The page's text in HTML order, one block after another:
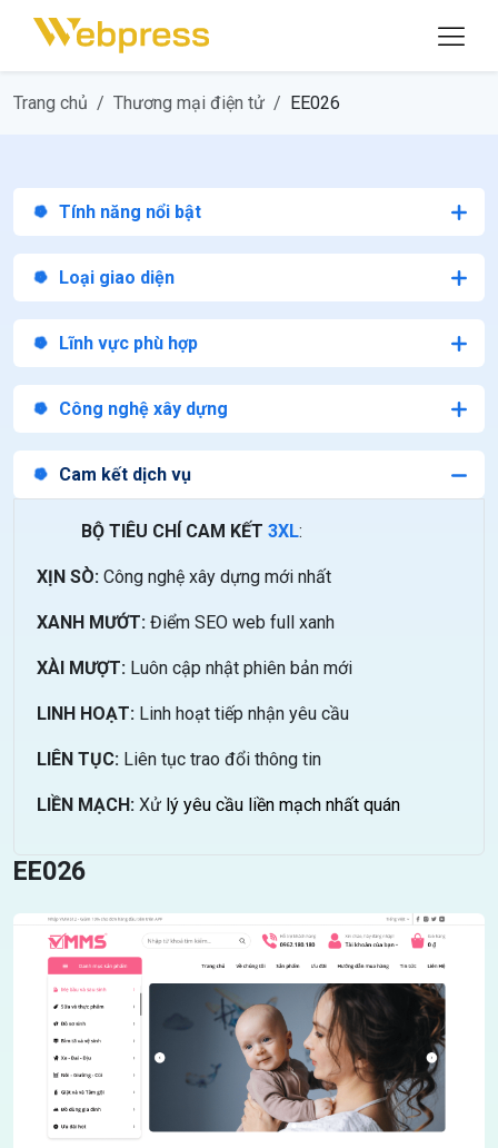
Trang chủ Thương mại điện tử EE026
Tính năng nổi bật
Loại giao diện
Lĩnh vực phù hợp
Công nghệ xây dựng
Cam kết dịch vụ
BỘ TIÊU CHÍ CAM KẾT 3XL:
XỊN SÒ: Công nghệ xây dựng mới nhất
XANH MƯỚT: Điểm SEO web full xanh
XÀI MƯỢT: Luôn cập nhật phiên bản mới
LINH HOẠT: Linh hoạt tiếp nhận yêu cầu
LIÊN TỤC: Liên tục trao đổi thông tin
LIỀN MẠCH: Xử lý yêu cầu liền mạch nhất quán
EE026